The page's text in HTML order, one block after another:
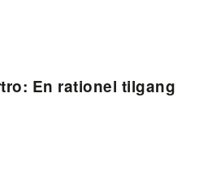
En rationel tilgang